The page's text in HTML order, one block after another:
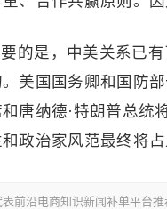
的是，中美关系已
美国国务卿和国防
唐纳德·特朗普总
政治家风范最终将
前沿电商知识新闻补单平台